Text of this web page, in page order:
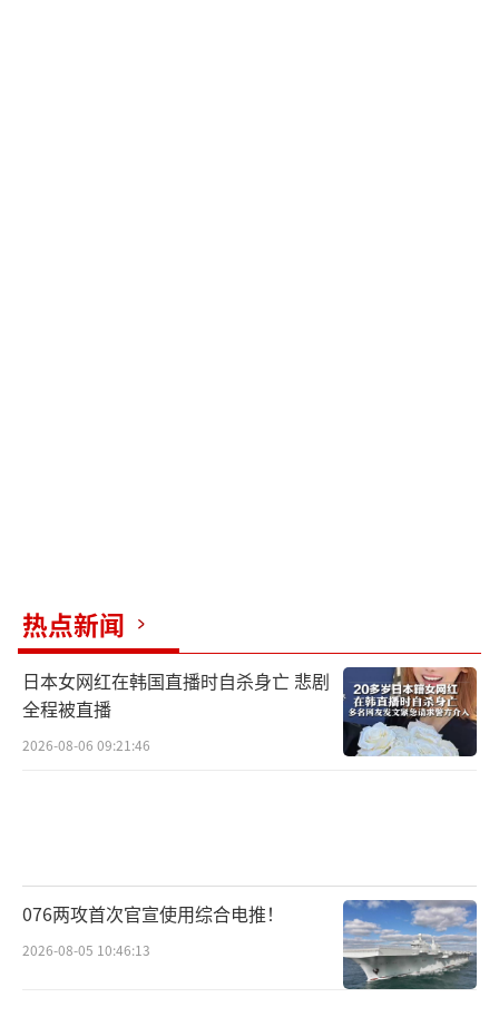
热点新闻
日本女网红在韩国直播时自杀身亡 悲剧
全程被直播
2026-08-06 09:21:46
076两攻首次官宣使用综合电推！
2026-08-05 10:46:13